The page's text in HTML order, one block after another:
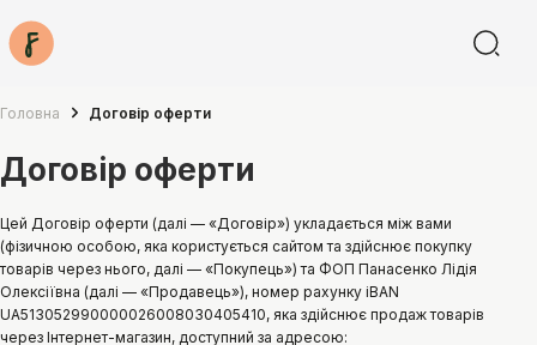
Головна Договір оферти
Договір оферти
Цей Договір оферти (далі — «Договір») укладається між вами
(фізичною особою, яка користується сайтом та здійснює покупку
товарів через нього, далі — «Покупець») та ФОП Панасенко Лідія
Олексіївна (далі — «Продавець»), номер рахунку iBAN
UA513052990000026008030405410, яка здійснює продаж товарів
через Інтернет-магазин, доступний за адресою: